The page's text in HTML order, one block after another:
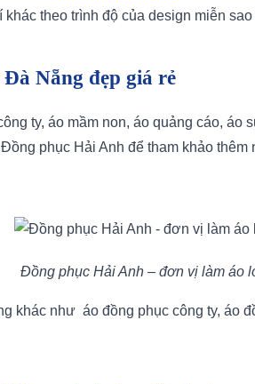
theo trình độ của design miễn
Đà Nẵng đẹp giá rẻ
ty, áo mầm non, áo quảng cáo,
phục Hải Anh để tham khảo
Đồng phục Hải Anh – đơn vị làm áo
khác như áo đồng phục công ty, áo